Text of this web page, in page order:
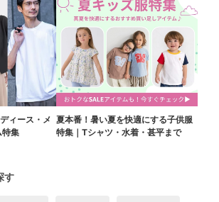
ィース・メ
特集
夏本番！暑い夏を快適にする子供服
特集｜Tシャツ・水着・甚平まで
す